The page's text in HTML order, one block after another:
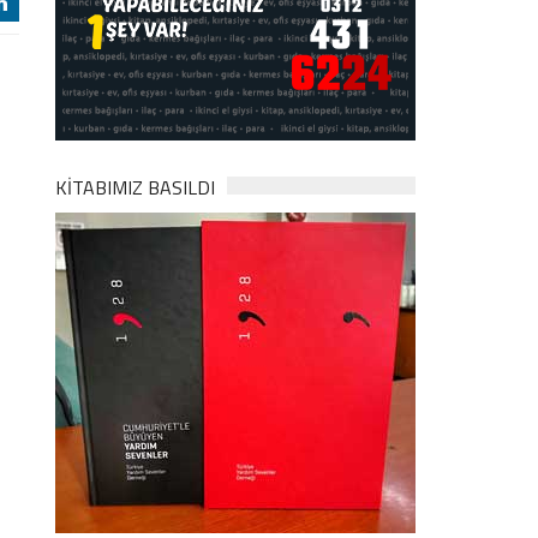
KİTABIMIZ BASILDI